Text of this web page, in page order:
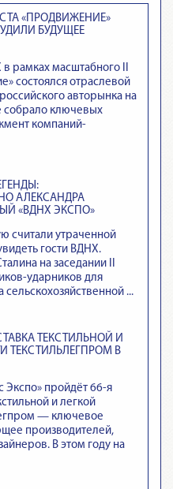
«ПРОДВИЖЕНИЕ»
БУДУЩЕЕ
рамках масштабного II
состоялся отраслевой
авторынка на
собрало ключевых
компаний-
АЛЕКСАНДРА
«ВДНХ ЭКСПО»
считали утраченной
гости ВДНХ.
на заседании II
ударников для
сельскохозяйственной ...
ТЕКСТИЛЬНОЙ И
ТЕКСТИЛЬЛЕГПРОМ В
Экспо» пройдёт 66-я
и легкой
— ключевое
производителей,
В этом году на